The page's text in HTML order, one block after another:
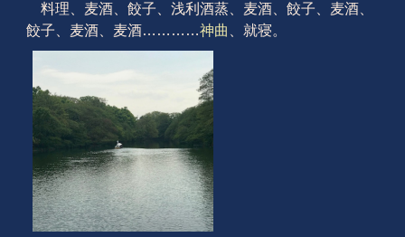
料理、麦酒、餃子、浅利酒蒸、麦酒、餃子、麦酒、
餃子、麦酒、麦酒…………神曲 、就寝。